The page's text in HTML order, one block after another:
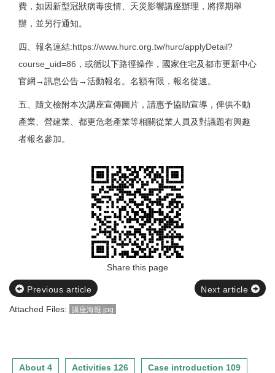
費，如因新型冠狀病毒疫情、天災影響講座辦理，將擇期舉
辦，並另行通知。
四、報名連結:https://www.hurc.org.tw/hurc/applyDetail?
course_uid=86 ，或循以下路徑操作，國家住宅及都市更新中心
官網→訊息公告→活動報名。名額有限，報名從速。
五、隨文檢附本次講座宣傳圖片，請惠予協助宣導，俾供不動
產業、營建業、都更危老產業等相關從業人員及對議題有興趣
者報名參加。
Share this page
Previous article
Next article
Attached Files:
講座海報.jpg
About 4 Activities 126 Case introduction 109